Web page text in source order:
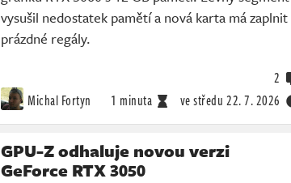
vysušil nedostatek pamětí a nová karta má zaplnit
prázdné regály.
Michal Fortyn 1 minuta ve středu 22. 7. 2026
2
GPU-Z odhaluje novou verzi
GeForce RTX 3050